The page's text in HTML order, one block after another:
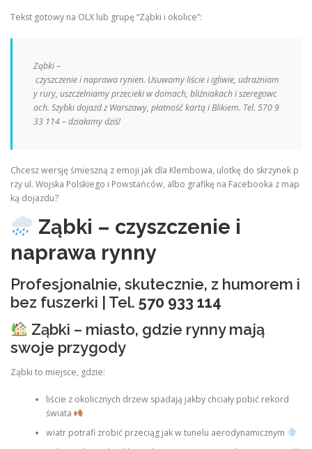
Tekst gotowy na OLX lub grupę “Ząbki i okolice”:
Ząbki –
czyszczenie i naprawa rynien. Usuwamy liście i igliwie, udrażniam
y rury, uszczelniamy przecieki w domach, bliźniakach i szeregowc
ach. Szybki dojazd z Warszawy, płatność kartą i Blikiem. Tel. 570 9
33 114 – działamy dziś!
Chcesz wersję śmieszną z emoji jak dla Klembowa, ulotkę do skrzynek p
rzy ul. Wojska Polskiego i Powstańców, albo grafikę na Facebooka z map
ką dojazdu?
Ząbki – czyszczenie i
naprawa rynny
Profesjonalnie, skutecznie, z humorem i
bez fuszerki | Tel. 570 933 114
Ząbki – miasto, gdzie rynny mają
swoje przygody
Ząbki to miejsce, gdzie:
liście z okolicznych drzew spadają jakby chciały pobić rekord
świata
wiatr potrafi zrobić przeciąg jak w tunelu aerodynamicznym